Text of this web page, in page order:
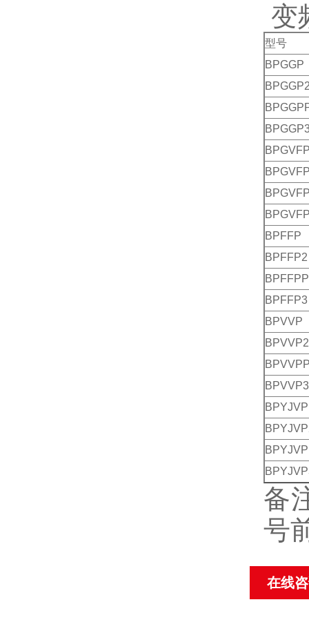
变
型号
BPGGP
BPFFP
BPFFP2
BPFFP3
BPVVP
BPVVP2
BPVVP3
BPYJVP
备
号
在线